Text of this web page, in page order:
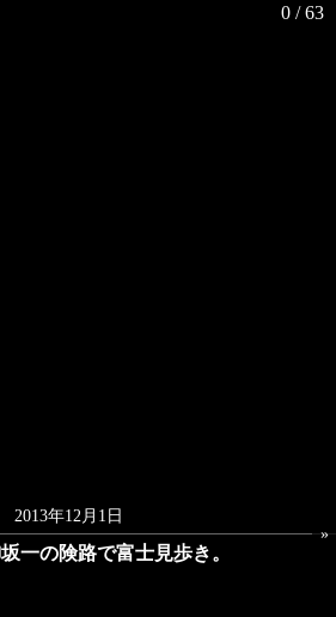
2013年12月1日
一の険路で富士見歩き。
»